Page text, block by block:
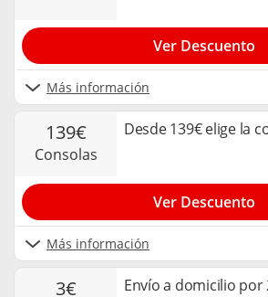
Más información
Ver Descuento
139€
consolas
Desde 139€ elige la
Más información
Ver Descuento
3€ Envío a domicilio por